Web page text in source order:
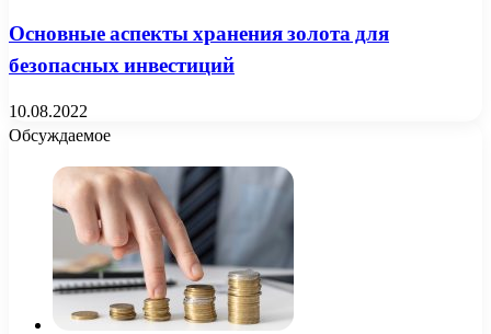
Основные аспекты хранения золота для
безопасных инвестиций
10.08.2022
Обсуждаемое